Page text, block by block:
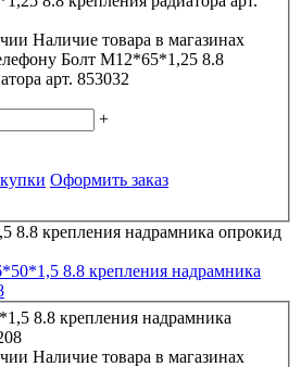
Наличие товара в магазинах
Болт М12*65*1,25 8.8
крепления радиатора арт. 853032
+
Оформить заказ
8.8 крепления надрамника
Наличие товара в магазинах